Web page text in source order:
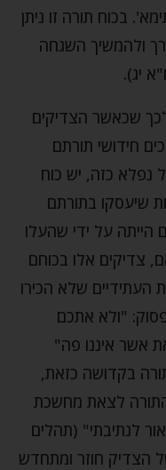
בכוח תורה זו ניתן
ולהמשיך השגחה
יג).
שכאשר הצדיקים
חידושי תורתם
נפלא כזה, יש כוח
שיעסקו בתורתם
הייתה על ידי שהעלו
צדיקים אלו בכוחם
שלא הכירו
"ולא אתכם
אשר איננו פה"
בקדושה כזאת,
לצאת מחשכת
לנתיבתי" (תהלים
הצדיק חוזר ומתחדש